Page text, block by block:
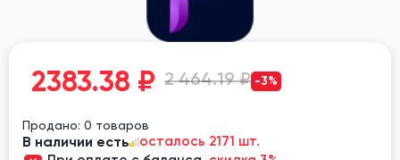
2383.38 ₽ 2 464.19 ₽ -3%
Продано: 0 товаров
В наличии есть
осталось 2171 шт.